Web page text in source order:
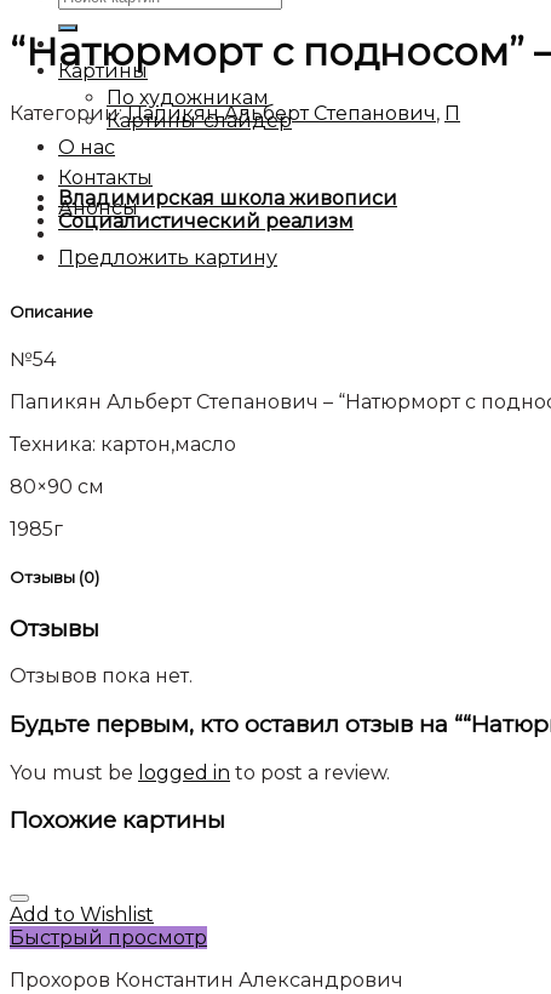
Картины
По художникам
Картины-слайдер
О нас
Контакты
Анонсы
Предложить картину
“Натюрморт с подносом”
Категории:Папикян Альберт Степанович, П
Владимирская школа живописи
Социалистический реализм
Описание
№54
Папикян Альберт Степанович – “Натюрморт с
Техника: картон,масло
80×90 см
1985г
Отзывы (0)
Отзывы
Отзывов пока нет.
Будьте первым, кто оставил отзыв на
You must be logged in to post a review.
Похожие картины
Add to Wishlist
Быстрый просмотр
Прохоров Константин Александрович